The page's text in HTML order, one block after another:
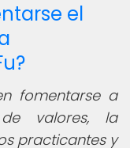
el
fomentarse a
valores, la
practicantes y